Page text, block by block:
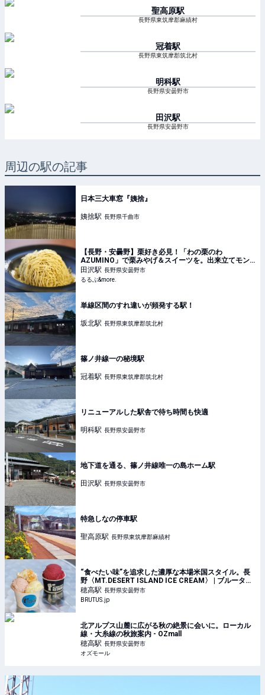
聖高原駅
長野県東筑摩郡麻績村
冠着駅
長野県東筑摩郡筑北村
明科駅
長野県安曇野市
田沢駅
長野県安曇野市
周辺の駅の記事
日本三大車窓『姨捨』
姨捨駅 長野県千曲市
【長野・安曇野】栗好き必見！「わの栗のわ
AZUMINO」で栗みやげ＆スイーツを。出来立てモン
ブランは行列必至！｜るるぶ&more.
田沢駅 長野県安曇野市
るるぶ&more.
単線区間のすれ違いが頻発する駅！
坂北駅 長野県東筑摩郡筑北村
篠ノ井線一の秘境駅
冠着駅 長野県東筑摩郡筑北村
リニューアルした駅舎で待ち時間も快適
明科駅 長野県安曇野市
地下道を通る、篠ノ井線唯一の島ホーム駅
田沢駅 長野県安曇野市
特急しなの停車駅
聖高原駅 長野県東筑摩郡麻績村
“食べたい味”を追求した濃厚な本場米国スタイル。長
野〈MT.DESERT ISLAND ICE CREAM〉 | ブルータス|
BRUTUS.jp
穂高駅 長野県安曇野市
BRUTUS.jp
北アルプス山麓に広がる秋の絶景に会いに。ローカル
線・大糸線の秋旅案内 - OZmall
穂高駅 長野県安曇野市
オズモール